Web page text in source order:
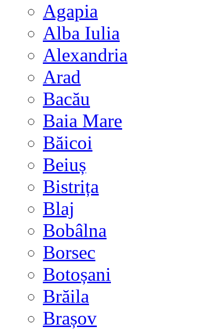
Agapia
Alba Iulia
Alexandria
Arad
Bacău
Baia Mare
Băicoi
Beiuș
Bistrița
Blaj
Bobâlna
Borsec
Botoșani
Brăila
Brașov